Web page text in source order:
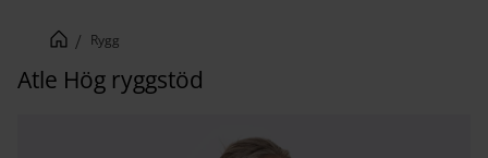
Rygg
Atle Hög ryggstöd